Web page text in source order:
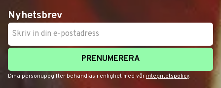
Nyhetsbrev
PRENUMERERA
Dina personuppgifter behandlas i enlighet med vår integritetspolicy.